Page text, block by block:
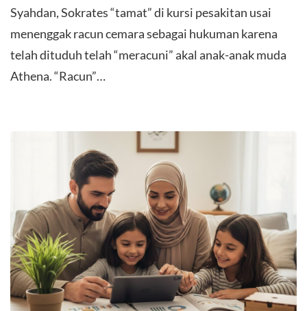
Syahdan, Sokrates “tamat” di kursi pesakitan usai
menenggak racun cemara sebagai hukuman karena
telah dituduh telah “meracuni” akal anak-anak muda
Athena. “Racun”…